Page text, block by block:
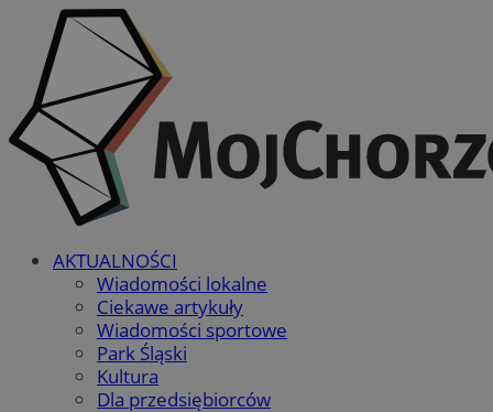
AKTUALNOŚCI
Wiadomości lokalne
Ciekawe artykuły
Wiadomości sportowe
Park Śląski
Kultura
Dla przedsiębiorców